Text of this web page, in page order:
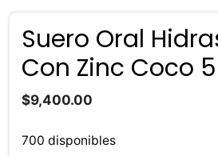
Suero Oral
Con Zinc Coco
$9,400.00
700 disponibles